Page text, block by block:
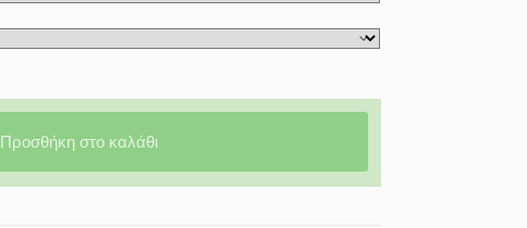
Προσθήκη στο καλάθι